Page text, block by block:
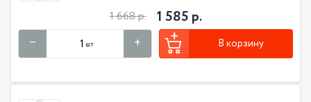
1 668 р. 1 585 р.
шт В корзину